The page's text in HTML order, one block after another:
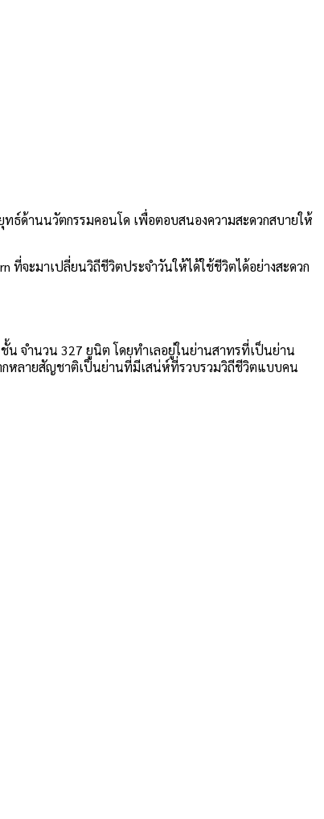
ธ์ด้านนวัตกรรมคอนโด เพื่อตอบสนองความสะดวกสบายให้
ที่จะมาเปลี่ยนวิถีชีวิตประจำวันให้ได้ใช้ชีวิตได้อย่างสะดวก
น จำนวน 327 ยูนิต โดยทำเลอยู่ในย่านสาทรที่เป็นย่าน
ากหลายสัญชาติเป็นย่านที่มีเสน่ห์ที่รวบรวมวิถีชีวิตแบบคน